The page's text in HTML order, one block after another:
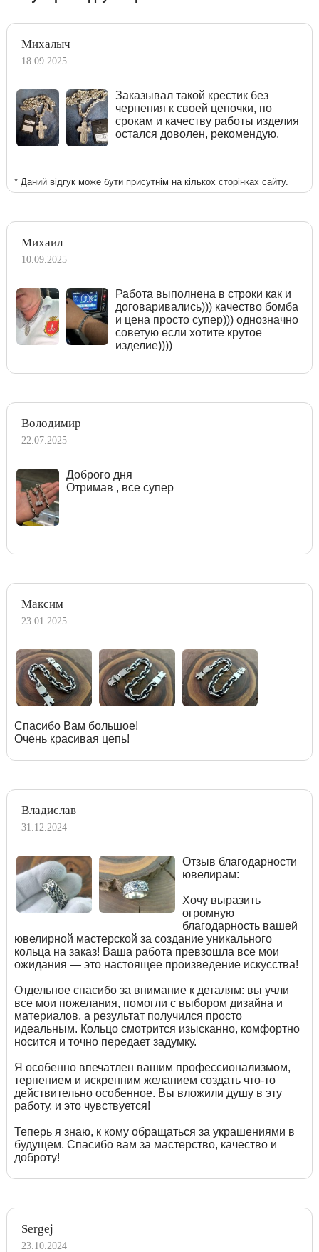
Михалыч
18.09.2025
Заказывал такой крестик без
чернения к своей цепочки, по
срокам и качеству работы изделия
остался доволен, рекомендую.
* Даний відгук може бути присутнім на кількох сторінках сайту.
Михаил
10.09.2025
Работа выполнена в строки как и
договаривались))) качество бомба
и цена просто супер))) однозначно
советую если хотите крутое
изделие))))
Володимир
22.07.2025
Доброго дня
Отримав , все супер
Максим
23.01.2025
Спасибо Вам большое!
Очень красивая цепь!
Владислав
31.12.2024
Отзыв благодарности
ювелирам:
Хочу выразить
огромную
благодарность вашей
ювелирной мастерской за создание уникального
кольца на заказ! Ваша работа превзошла все мои
ожидания — это настоящее произведение искусства!
Отдельное спасибо за внимание к деталям: вы учли
все мои пожелания, помогли с выбором дизайна и
материалов, а результат получился просто
идеальным. Кольцо смотрится изысканно, комфортно
носится и точно передает задумку.
Я особенно впечатлен вашим профессионализмом,
терпением и искренним желанием создать что-то
действительно особенное. Вы вложили душу в эту
работу, и это чувствуется!
Теперь я знаю, к кому обращаться за украшениями в
будущем. Спасибо вам за мастерство, качество и
доброту!
Sergej
23.10.2024